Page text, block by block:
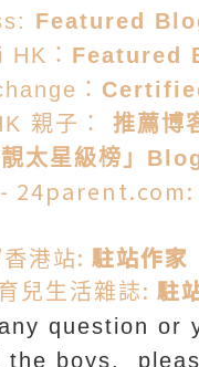
Featured
： Featured
：
親子： 推薦博
靚太星級榜」
- 24parent.com:
港站: 駐站作家
兒生活雜誌: 駐
question or
the boys,